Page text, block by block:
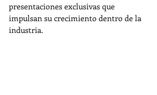
presentaciones exclusivas que
impulsan su crecimiento dentro de la
industria.